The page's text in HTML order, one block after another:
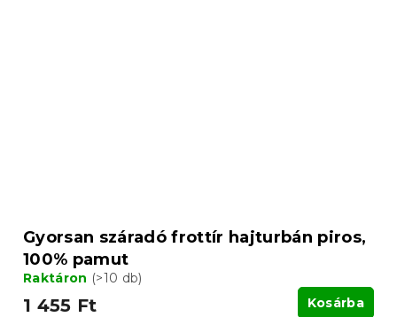
Gyorsan száradó frottír hajturbán piros,
100% pamut
Raktáron (>10 db)
1 455 Ft Kosárba